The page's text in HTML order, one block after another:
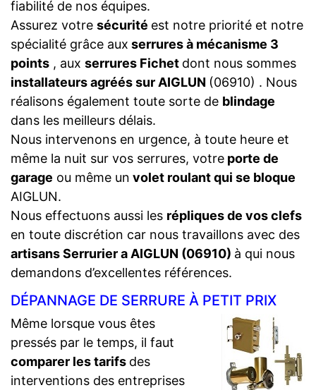
fiabilité de nos équipes.
Assurez votre sécurité est notre priorité et notre
spécialité grâce aux serrures à mécanisme 3
points , aux serrures Fichet dont nous sommes
installateurs agréés sur AIGLUN (06910) . Nous
réalisons également toute sorte de blindage
dans les meilleurs délais.
Nous intervenons en urgence, à toute heure et
même la nuit sur vos serrures, votre porte de
garage ou même un volet roulant qui se bloque
AIGLUN.
Nous effectuons aussi les répliques de vos clefs
en toute discrétion car nous travaillons avec des
artisans Serrurier a AIGLUN (06910) à qui nous
demandons d’excellentes références.
DÉPANNAGE DE SERRURE À PETIT PRIX
Même lorsque vous êtes
pressés par le temps, il faut
comparer les tarifs des
interventions des entreprises